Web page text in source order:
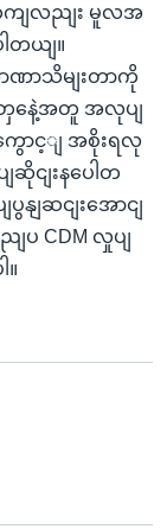
ကျလညျး မူလအ
ါတယျ။
ာဏာသိမျးတာကို
တှနေဲ့အတူ အလုပျ
ကွောင့ျ အစိုးရလု
ဆိုငျးနပေါတ
ျဆငျးအောငျ
ျပ CDM လှုပျ
။